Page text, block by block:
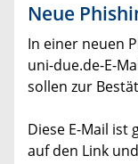
Neue
In einer neuen
uni-due.de-E-
sollen zur
Diese E-Mail ist
auf den Link